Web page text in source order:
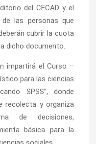
del CECAD y el
las personas que
cubrir la cuota
dicho documento.
impartirá el Curso –
para las ciencias
SPSS”, donde
y organiza
de decisiones,
básica para la